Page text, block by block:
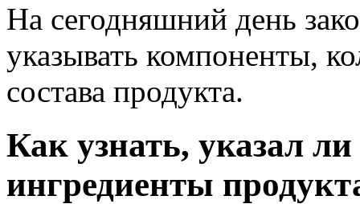
На сегодняшний день
указывать компоненты,
состава продукта.
Как узнать, указал
ингредиенты